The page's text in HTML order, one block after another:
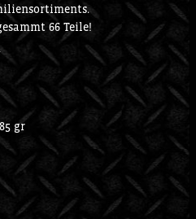
66 Teile!
gr